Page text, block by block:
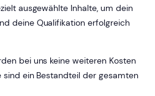
ausgewählte Inhalte, um dein
deine Qualifikation erfolgreich
bei uns keine weiteren Kosten
sind ein Bestandteil der gesamten